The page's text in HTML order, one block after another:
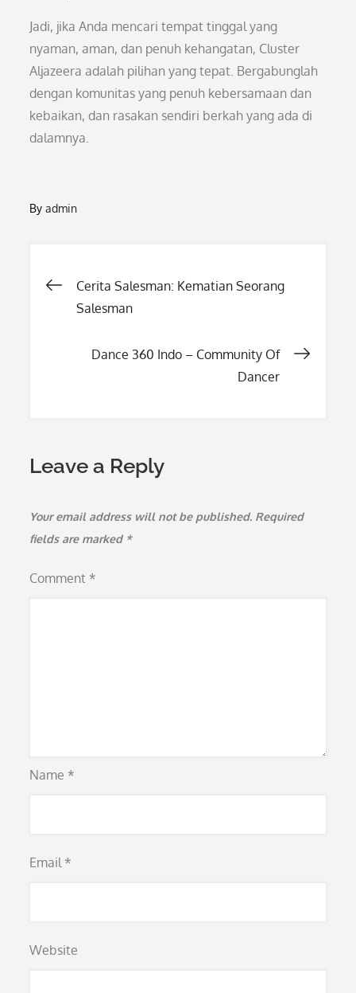
Jadi, jika Anda mencari tempat tinggal yang
nyaman, aman, dan penuh kehangatan, Cluster
Aljazeera adalah pilihan yang tepat. Bergabunglah
dengan komunitas yang penuh kebersamaan dan
kebaikan, dan rasakan sendiri berkah yang ada di
dalamnya.
Byadmin
Post
Cerita Salesman: Kematian Seorang
Salesman
Dance 360 Indo – Community Of
Dancer
Leave a Reply
Your email address will not be published. Required
fields are marked *
Comment *
Name *
Email *
Website